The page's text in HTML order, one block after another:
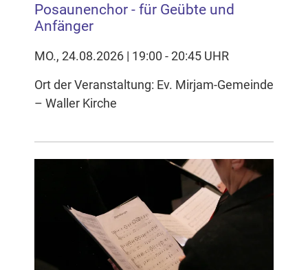
Posaunenchor - für Geübte und
Anfänger
MO., 24.08.2026 | 19:00 - 20:45 UHR
Ort der Veranstaltung: Ev. Mirjam-Gemeinde
– Waller Kirche